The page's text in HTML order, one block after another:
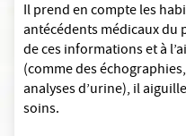
Il prend en compte les
antécédents médicaux du
de ces informations et à
(comme des
analyses d’urine), il
soins.